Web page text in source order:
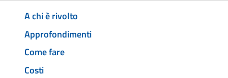
A chi è rivolto
Approfondimenti
Come fare
Costi